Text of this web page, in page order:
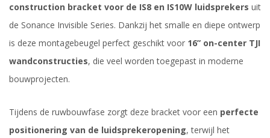
construction bracket voor de IS8 en IS10W luidsprekers uit
de Sonance Invisible Series. Dankzij het smalle en diepe ontwerp
is deze montagebeugel perfect geschikt voor 16” on-center TJI
wandconstructies, die veel worden toegepast in moderne
bouwprojecten.
Tijdens de ruwbouwfase zorgt deze bracket voor een perfecte
positionering van de luidsprekeropening, terwijl het